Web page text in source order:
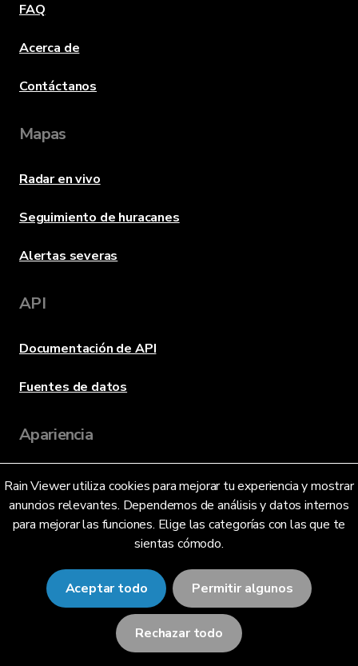
Rain Viewer utiliza cookies para mejorar tu experiencia y mostrar
anuncios relevantes. Dependemos de análisis y datos internos
para mejorar las funciones. Elige las categorías con las que te
sientas cómodo.
Aceptar todo Permitir algunos
Rechazar todo
FAQ
Acerca de
Contáctanos
Mapas
Radar en vivo
Seguimiento de huracanes
Alertas severas
API
Documentación de API
Fuentes de datos
Apariencia
Idioma
Español (México) (MX)
© 2026 RainViewer,MeteoLab Inc.